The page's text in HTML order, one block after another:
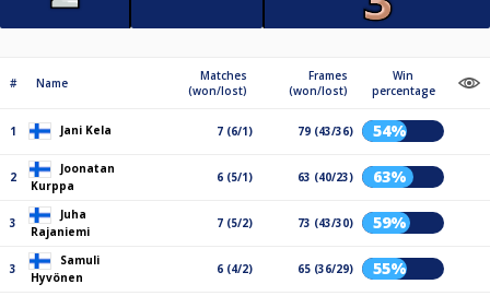
# Name
Matches
(won/lost)
Frames
(won/lost)
Win
percentage
1 Jani Kela 7 (6/1) 79 (43/36) 54%
2
Joonatan
Kurppa
6 (5/1) 63 (40/23) 63%
3
Juha
Rajaniemi
7 (5/2) 73 (43/30) 59%
3
Samuli
Hyvönen
6 (4/2) 65 (36/29) 55%